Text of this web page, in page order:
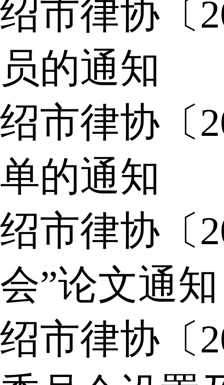
绍市律协〔
员的通知
绍市律协〔
单的通知
绍市律协〔
会”论文通知
绍市律协〔